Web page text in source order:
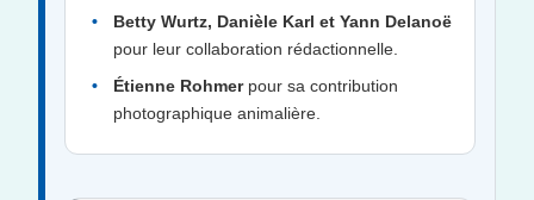
Betty Wurtz, Danièle Karl et Yann Delanoë
pour leur collaboration rédactionnelle.
Étienne Rohmerpour sa contribution
photographique animalière.